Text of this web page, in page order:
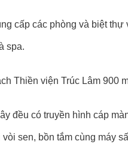
cấp các phòng và biệt thự
spa.
Thiền viện Trúc Lâm 900
đều có truyền hình cáp
sen, bồn tắm cùng máy